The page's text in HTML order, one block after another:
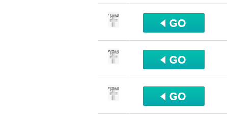
שתף
שתף
שתף